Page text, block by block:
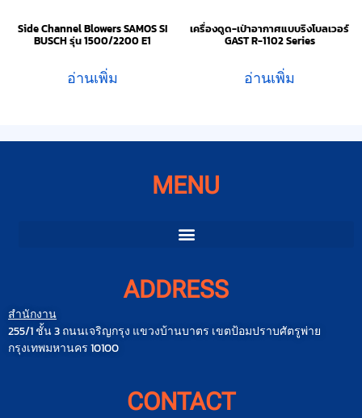
Side Channel Blowers SAMOS SI
BUSCH รุ่น 1500/2200 E1
อ่านเพิ่ม
เครื่องดูด-เป่าอากาศแบบริงโบลเวอร์
GAST R-1102 Series
อ่านเพิ่ม
MENU
ADDRESS
สำนักงาน
255/1 ชั้น 3 ถนนเจริญกรุง แขวงบ้านบาตร เขตป้อมปราบศัตรูพ่าย
กรุงเทพมหานคร 10100
CONTACT